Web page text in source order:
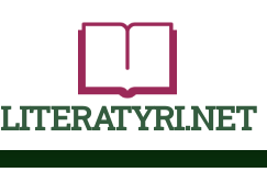
LITERATYRI.NET